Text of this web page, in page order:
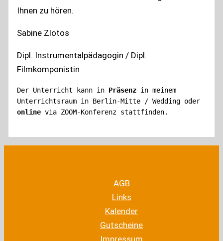
Ihnen zu hören.
Sabine Zlotos
Dipl. Instrumentalpädagogin / Dipl.
Filmkomponistin
Der Unterricht kann in Präsenz in meinem
online via ZOOM-Konferenz stattfinden.
AGB
Links
Kalender
Gutscheine
Impressum